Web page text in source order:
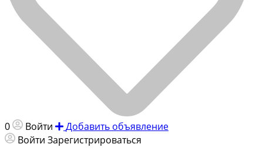
0 Войти
Добавить объявление
Войти Зарегистрироваться